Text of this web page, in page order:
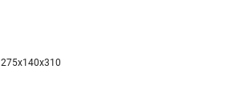
275x140x310